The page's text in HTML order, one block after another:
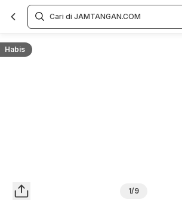
Habis
1/9
Overview